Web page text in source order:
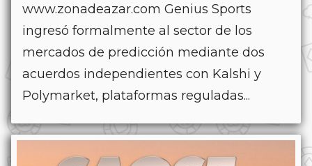
www.zonadeazar.com Genius Sports
ingresó formalmente al sector de los
mercados de predicción mediante dos
acuerdos independientes con Kalshi y
Polymarket, plataformas reguladas...